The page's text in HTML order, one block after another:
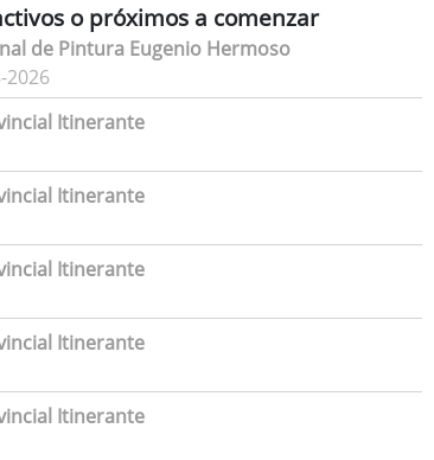
o próximos a comenzar
de Pintura Eugenio Hermoso
2026
Itinerante
Itinerante
Itinerante
Itinerante
Itinerante